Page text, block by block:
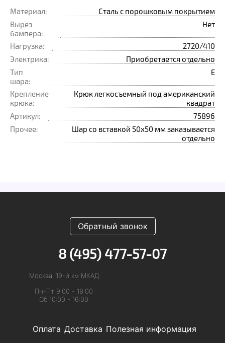
Материал:
Сталь с порошковым покрытием
Вырез
бампера:
Нет
Нагрузка:
2720/410
Электрика:
Приобретается отдельно
Тип
шара:
Е
Крепление
крюка:
Крюк легкосъемный под американский
квадрат
Артикул:
75896
Прочее:
Шар со вставкой 50x50 мм заказывается
отдельно
Оплата Доставка Полезная информация
Обратный звонок
8 (495) 477-57-07
Москва, 19-й км МКАД
Пн-Пт 9:00 - 18:00
Сб 10:00 - 16:00